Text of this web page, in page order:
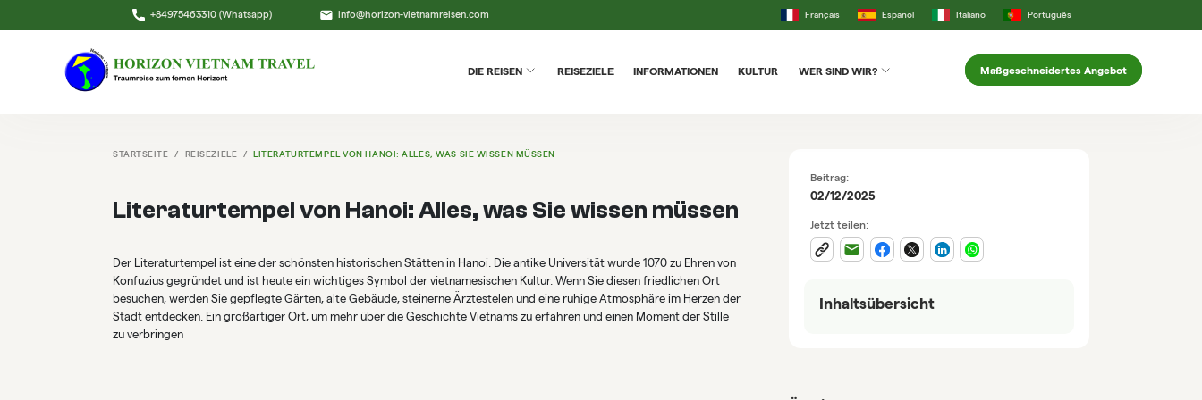
+84975463310 (Whatsapp) info@horizon-vietnamreisen.com Français Español Italiano Português
DIE REISEN REISEZIELE INFORMATIONEN KULTUR WER SIND WIR? Maßgeschneidertes Angebot
STARTSEITE REISEZIELE LITERATURTEMPEL VON HANOI: ALLES, WAS SIE WISSEN MÜSSEN
Literaturtempel von Hanoi: Alles, was Sie wissen müssen
Der Literaturtempel ist eine der schönsten historischen Stätten in Hanoi. Die antike Universität wurde 1070 zu Ehren von
Konfuzius gegründet und ist heute ein wichtiges Symbol der vietnamesischen Kultur. Wenn Sie diesen friedlichen Ort
besuchen, werden Sie gepflegte Gärten, alte Gebäude, steinerne Ärztestelen und eine ruhige Atmosphäre im Herzen der
Stadt entdecken. Ein großartiger Ort, um mehr über die Geschichte Vietnams zu erfahren und einen Moment der Stille
zu verbringen
Beitrag:
02/12/2025
Jetzt teilen:
Inhaltsübersicht